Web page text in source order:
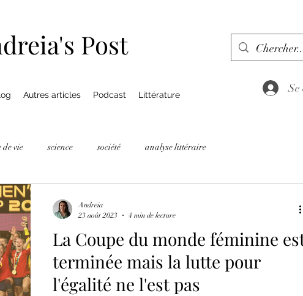
Post
Autres articles Podcast Littérature
Se
de vie science société analyse littéraire
La Coupe du monde féminine
terminée mais la lutte pour
l'égalité ne l'est pas
Andreia
23 août 2023
4 min de lecture